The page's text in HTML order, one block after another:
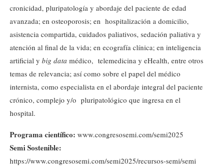
cronicidad, pluripatología y abordaje del paciente de edad
avanzada; en osteoporosis; en hospitalización a domicilio,
asistencia compartida, cuidados paliativos, sedación paliativa y
atención al final de la vida; en ecografía clínica; en inteligencia
artificial y big data médico, telemedicina y eHealth, entre otros
temas de relevancia; así como sobre el papel del médico
internista, como especialista en el abordaje integral del paciente
crónico, complejo y/o pluripatológico que ingresa en el
hospital.
Programa científico: www.congresosemi.com/semi2025
Semi Sostenible:
https://www.congresosemi.com/semi2025/recursos-semi/semi